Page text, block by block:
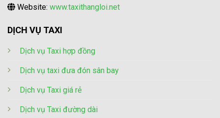
Website: www.taxithangloi.net
DỊCH VỤ TAXI
Dịch vụ Taxi hợp đồng
Dịch vụ taxi đưa đón sân bay
Dịch vụ Taxi giá rẻ
Dịch vụ Taxi đường dài